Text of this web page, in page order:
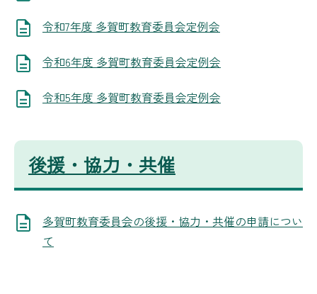
令和7年度 多賀町教育委員会定例会
令和6年度 多賀町教育委員会定例会
令和5年度 多賀町教育委員会定例会
後援・協力・共催
多賀町教育委員会の後援・協力・共催の申請につい
て